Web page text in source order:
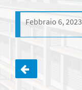
Febbraio 6, 2023
Navigazione
articoli